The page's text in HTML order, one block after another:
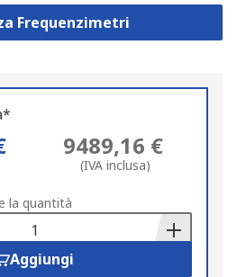
Frequenzimetri
9489,16 €
(IVA inclusa)
la quantità
Aggiungi